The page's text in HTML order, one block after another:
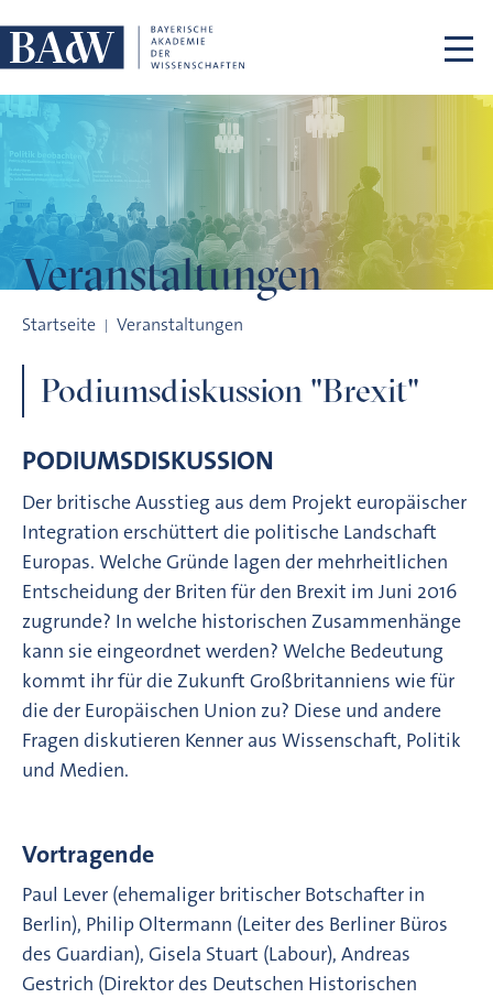
Veranstaltungen
Startseite Veranstaltungen
Podiumsdiskussion "Brexit"
PODIUMSDISKUSSION
Der britische Ausstieg aus dem Projekt europäischer
Integration erschüttert die politische Landschaft
Europas. Welche Gründe lagen der mehrheitlichen
Entscheidung der Briten für den Brexit im Juni 2016
zugrunde? In welche historischen Zusammenhänge
kann sie eingeordnet werden? Welche Bedeutung
kommt ihr für die Zukunft Großbritanniens wie für
die der Europäischen Union zu? Diese und andere
Fragen diskutieren Kenner aus Wissenschaft, Politik
und Medien.
Vortragende
Paul Lever (ehemaliger britischer Botschafter in
Berlin), Philip Oltermann (Leiter des Berliner Büros
des Guardian), Gisela Stuart (Labour), Andreas
Gestrich (Direktor des Deutschen Historischen